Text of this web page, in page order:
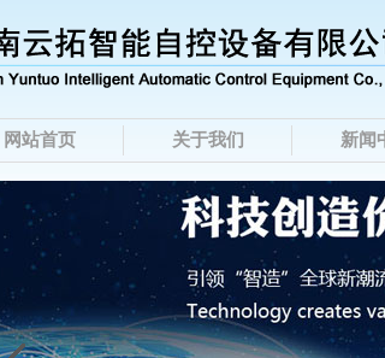
网站首页 关于我们 新闻